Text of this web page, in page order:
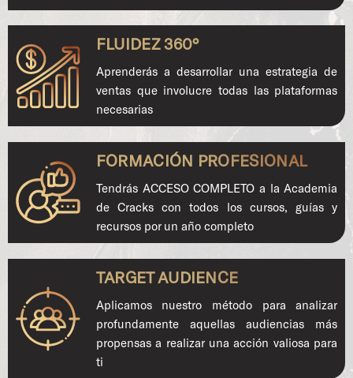
FLUIDEZ 360°
Aprenderás a desarrollar una estrategia de
ventas que involucre todas las plataformas
necesarias
FORMACIÓN PROFESIONAL
Tendrás ACCESO COMPLETO a la Academia
de Cracks con todos los cursos, guías y
recursos por un año completo
TARGET AUDIENCE
Aplicamos nuestro método para analizar
profundamente aquellas audiencias más
propensas a realizar una acción valiosa para
ti